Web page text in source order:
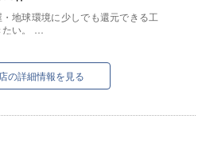
地球環境に少しでも還元できる工
い。
の詳細情報を見る